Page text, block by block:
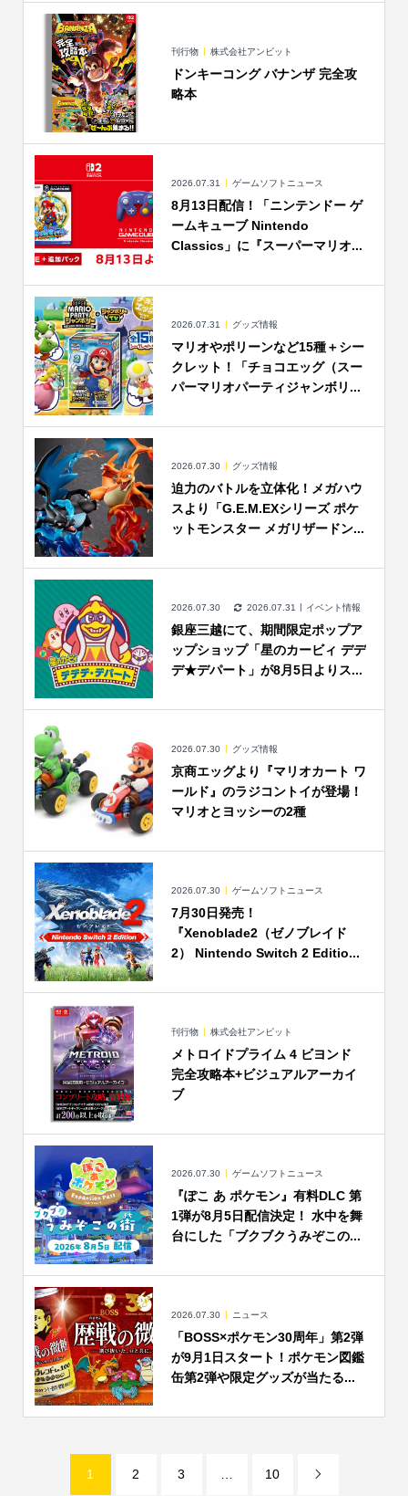
刊行物 株式会社アンビット
ドンキーコング バナンザ 完全攻
略本
2026.07.31 ゲームソフトニュース
8月13日配信！「ニンテンドー ゲ
ームキューブ Nintendo
Classics」に『スーパーマリオ...
2026.07.31 グッズ情報
マリオやポリーンなど15種＋シー
クレット！「チョコエッグ（スー
パーマリオパーティジャンボリ...
2026.07.30 グッズ情報
迫力のバトルを立体化！メガハウ
スより「G.E.M.EXシリーズ ポケ
ットモンスター メガリザードン...
2026.07.30 2026.07.31 イベント情報
銀座三越にて、期間限定ポップア
ップショップ「星のカービィ デデ
デ★デパート」が8月5日よりス...
2026.07.30 グッズ情報
京商エッグより『マリオカート ワ
ールド』のラジコントイが登場！
マリオとヨッシーの2種
2026.07.30 ゲームソフトニュース
7月30日発売！
『Xenoblade2（ゼノブレイド
2） Nintendo Switch 2 Editio...
刊行物 株式会社アンビット
メトロイドプライム 4 ビヨンド
完全攻略本+ビジュアルアーカイ
ブ
2026.07.30 ゲームソフトニュース
『ぽこ あ ポケモン』有料DLC 第
1弾が8月5日配信決定！ 水中を舞
台にした「ブクブクうみぞこの...
2026.07.30 ニュース
「BOSS×ポケモン30周年」第2弾
が9月1日スタート！ポケモン図鑑
缶第2弾や限定グッズが当たる...
1 2 3 10 